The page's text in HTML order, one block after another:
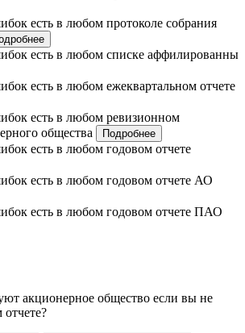
есть в любом протоколе собрания
есть в любом списке аффилированны
есть в любом ежеквартальном отчете
есть в любом ревизионном
общества
Подробнее
есть в любом годовом отчете
есть в любом годовом отчете АО
есть в любом годовом отчете ПАО
акционерное общество если вы не